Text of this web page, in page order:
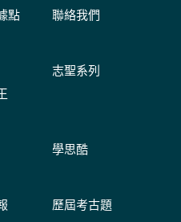
點 聯絡我們
志聖系列
學思酷
歷屆考古題